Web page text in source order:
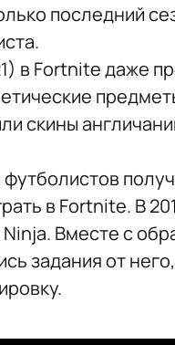
последний
в Fortnite даже
скины
в Fortnite. В
Вместе с
задания от